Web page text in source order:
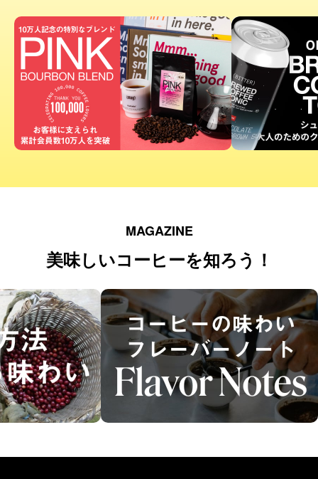
MAGAZINE
美味しいコーヒーを知ろう！